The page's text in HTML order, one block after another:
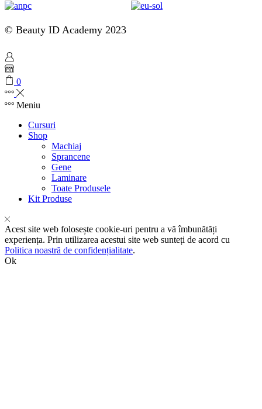
© Beauty ID Academy 2023
0
Meniu
Cursuri
Shop
Machiaj
Sprancene
Gene
Laminare
Toate Produsele
Kit Produse
Acest site web folosește cookie-uri pentru a vă îmbunătăți
experiența. Prin utilizarea acestui site web sunteți de acord cu
Politica noastră de confidențialitate.
Ok